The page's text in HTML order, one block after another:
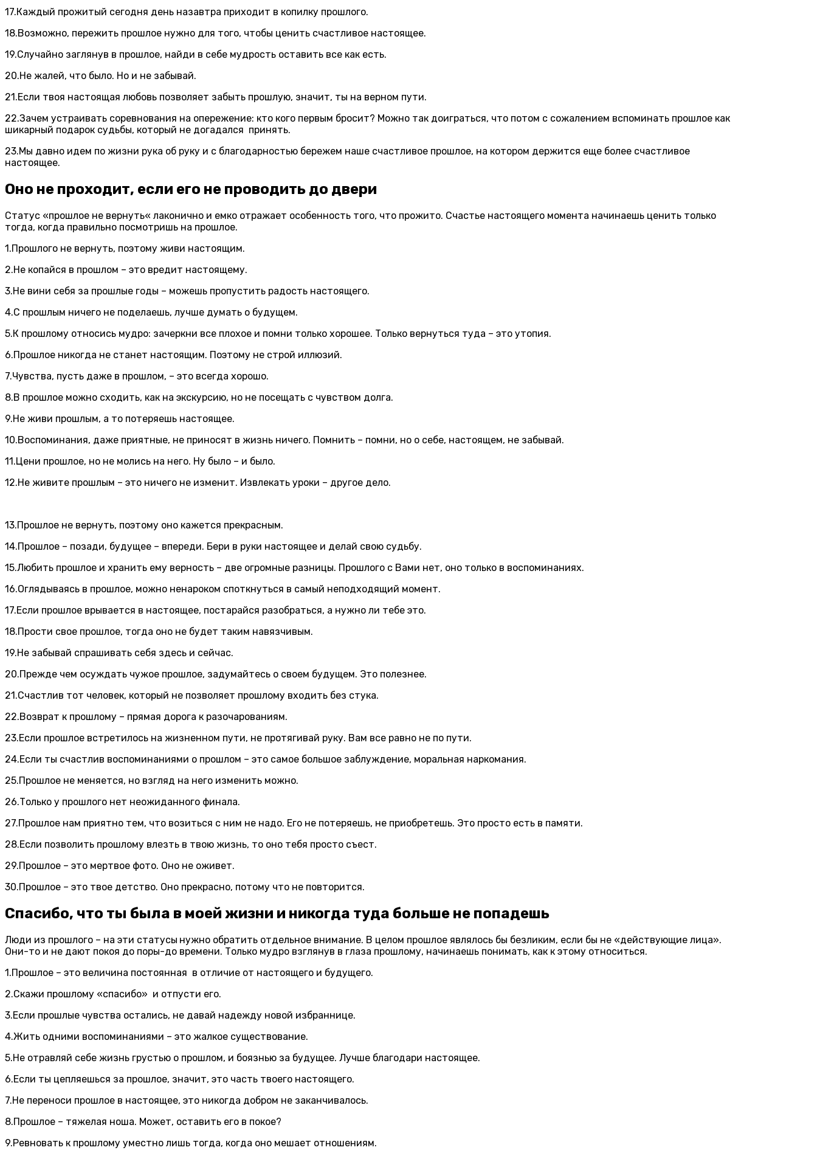
17.Каждый прожитый сегодня день назавтра приходит в копилку прошлого.
18.Возможно, пережить прошлое нужно для того, чтобы ценить счастливое настоящее.
19.Случайно заглянув в прошлое, найди в себе мудрость оставить все как есть.
20.Не жалей, что было. Но и не забывай.
21.Если твоя настоящая любовь позволяет забыть прошлую, значит, ты на верном пути.
22.Зачем устраивать соревнования на опережение: кто кого первым бросит? Можно так доиграться, что потом с сожалением вспоминать прошлое как
шикарный подарок судьбы, который не догадался принять.
23.Мы давно идем по жизни рука об руку и с благодарностью бережем наше счастливое прошлое, на котором держится еще более счастливое
настоящее.
Оно не проходит, если его не проводить до двери
Статус «прошлое не вернуть« лаконично и емко отражает особенность того, что прожито. Счастье настоящего момента начинаешь ценить только
тогда, когда правильно посмотришь на прошлое.
1.Прошлого не вернуть, поэтому живи настоящим.
2.Не копайся в прошлом – это вредит настоящему.
3.Не вини себя за прошлые годы – можешь пропустить радость настоящего.
4.С прошлым ничего не поделаешь, лучше думать о будущем.
5.К прошлому относись мудро: зачеркни все плохое и помни только хорошее. Только вернуться туда – это утопия.
6.Прошлое никогда не станет настоящим. Поэтому не строй иллюзий.
7.Чувства, пусть даже в прошлом, – это всегда хорошо.
8.В прошлое можно сходить, как на экскурсию, но не посещать с чувством долга.
9.Не живи прошлым, а то потеряешь настоящее.
10.Воспоминания, даже приятные, не приносят в жизнь ничего. Помнить – помни, но о себе, настоящем, не забывай.
11.Цени прошлое, но не молись на него. Ну было – и было.
12.Не живите прошлым – это ничего не изменит. Извлекать уроки – другое дело.
13.Прошлое не вернуть, поэтому оно кажется прекрасным.
14.Прошлое – позади, будущее – впереди. Бери в руки настоящее и делай свою судьбу.
15.Любить прошлое и хранить ему верность – две огромные разницы. Прошлого с Вами нет, оно только в воспоминаниях.
16.Оглядываясь в прошлое, можно ненароком споткнуться в самый неподходящий момент.
17.Если прошлое врывается в настоящее, постарайся разобраться, а нужно ли тебе это.
18.Прости свое прошлое, тогда оно не будет таким навязчивым.
19.Не забывай спрашивать себя здесь и сейчас.
20.Прежде чем осуждать чужое прошлое, задумайтесь о своем будущем. Это полезнее.
21.Счастлив тот человек, который не позволяет прошлому входить без стука.
22.Возврат к прошлому – прямая дорога к разочарованиям.
23.Если прошлое встретилось на жизненном пути, не протягивай руку. Вам все равно не по пути.
24.Если ты счастлив воспоминаниями о прошлом – это самое большое заблуждение, моральная наркомания.
25.Прошлое не меняется, но взгляд на него изменить можно.
26.Только у прошлого нет неожиданного финала.
27.Прошлое нам приятно тем, что возиться с ним не надо. Его не потеряешь, не приобретешь. Это просто есть в памяти.
28.Если позволить прошлому влезть в твою жизнь, то оно тебя просто съест.
29.Прошлое – это мертвое фото. Оно не оживет.
30.Прошлое – это твое детство. Оно прекрасно, потому что не повторится.
Спасибо, что ты была в моей жизни и никогда туда больше не попадешь
Люди из прошлого – на эти статусы нужно обратить отдельное внимание. В целом прошлое являлось бы безликим, если бы не «действующие лица».
Они-то и не дают покоя до поры-до времени. Только мудро взглянув в глаза прошлому, начинаешь понимать, как к этому относиться.
1.Прошлое – это величина постоянная в отличие от настоящего и будущего.
2.Скажи прошлому «спасибо» и отпусти его.
3.Если прошлые чувства остались, не давай надежду новой избраннице.
4.Жить одними воспоминаниями – это жалкое существование.
5.Не отравляй себе жизнь грустью о прошлом, и боязнью за будущее. Лучше благодари настоящее.
6.Если ты цепляешься за прошлое, значит, это часть твоего настоящего.
7.Не переноси прошлое в настоящее, это никогда добром не заканчивалось.
8.Прошлое – тяжелая ноша. Может, оставить его в покое?
9.Ревновать к прошлому уместно лишь тогда, когда оно мешает отношениям.